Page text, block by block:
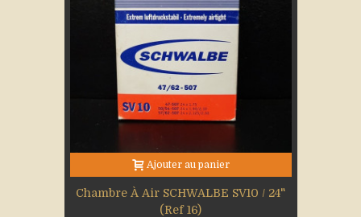
Ajouter au panier
Chambre À Air SCHWALBE SV10 / 24"
(Ref 16)